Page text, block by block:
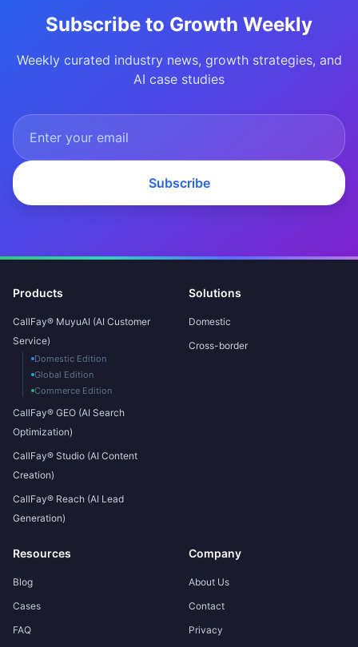
Subscribe to Growth Weekly
Weekly curated industry news, growth strategies, and
AI case studies
Subscribe
Products
CallFay® MuyuAI (AI Customer
Service)
Domestic Edition
Global Edition
Commerce Edition
CallFay® GEO (AI Search
Optimization)
CallFay® Studio (AI Content
Creation)
CallFay® Reach (AI Lead
Generation)
Solutions
Domestic
Cross-border
Resources
Blog
Cases
FAQ
Company
About Us
Contact
Privacy